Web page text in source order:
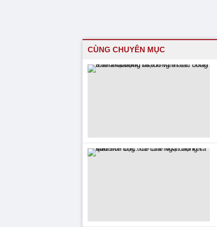
CÙNG CHUYÊN MỤC